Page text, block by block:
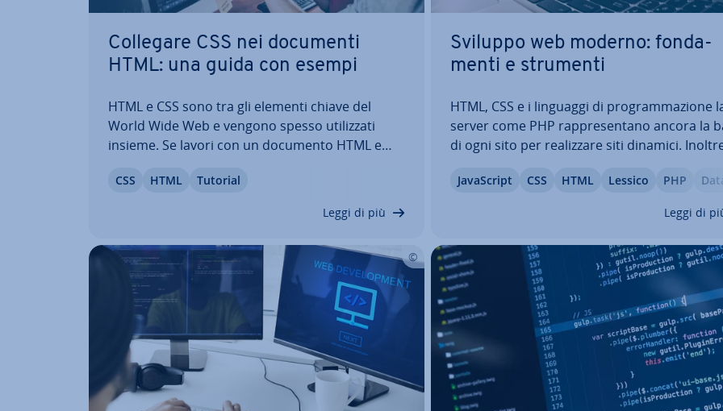
Collegare CSS nei documenti
HTML: una guida con esempi
HTML e CSS sono tra gli elementi chiave del
World Wide Web e vengono spesso uti­liz­za­ti
insieme. Se lavori con un documento HTML e
interni ed esterni per applicare ef­fi­ca­ce­men­te le
CSS HTML Tutorial
Leggi di più
Sviluppo web moderno: fon­da­
men­ti e strumenti
HTML, CSS e i linguaggi di pro­gram­ma­zio­ne
server come PHP rap­pre­sen­ta­no ancora la
di ogni sito per rea­liz­za­re siti dinamici.
o Ty­pe­Script e i potenti framework front end
Ja­va­Script CSS HTML Lessico PHP
Leggi di